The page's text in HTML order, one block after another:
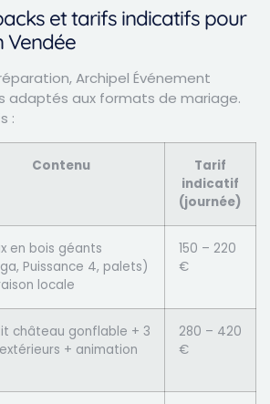
et tarifs indicatifs pour
Vendée
Archipel Événement
adaptés aux formats de mariage.
:
Contenu
Tarif
indicatif
(journée)
en bois géants
Puissance 4, palets)
locale
150 – 220
€
château gonflable + 3
+ animation
280 – 420
€